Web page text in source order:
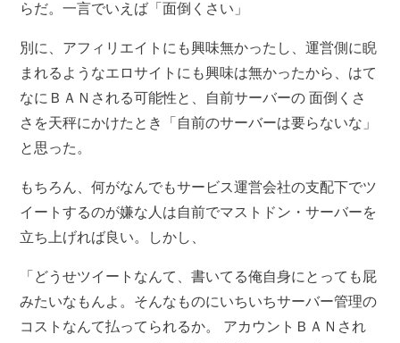
らだ。一言でいえば「面倒くさい」
別に、アフィリエイトにも興味無かったし、運営側に睨
まれるようなエロサイトにも興味は無かったから、はて
なにＢＡＮされる可能性と、自前サーバーの 面倒くさ
さを天秤にかけたとき「自前のサーバーは要らないな」
と思った。
もちろん、何がなんでもサービス運営会社の支配下でツ
イートするのが嫌な人は自前でマストドン・サーバーを
立ち上げれば良い。しかし、
「どうせツイートなんて、書いてる俺自身にとっても屁
みたいなもんよ。そんなものにいちいちサーバー管理の
コストなんて払ってられるか。 アカウントＢＡＮされ